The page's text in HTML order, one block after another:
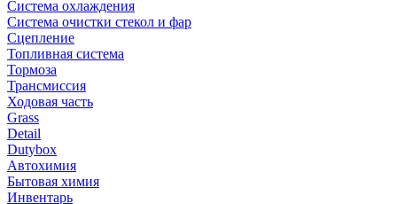
Система охлаждения
Система очистки стекол и фар
Сцепление
Топливная система
Тормоза
Трансмиссия
Ходовая часть
Grass
Detail
Dutybox
Автохимия
Бытовая химия
Инвентарь